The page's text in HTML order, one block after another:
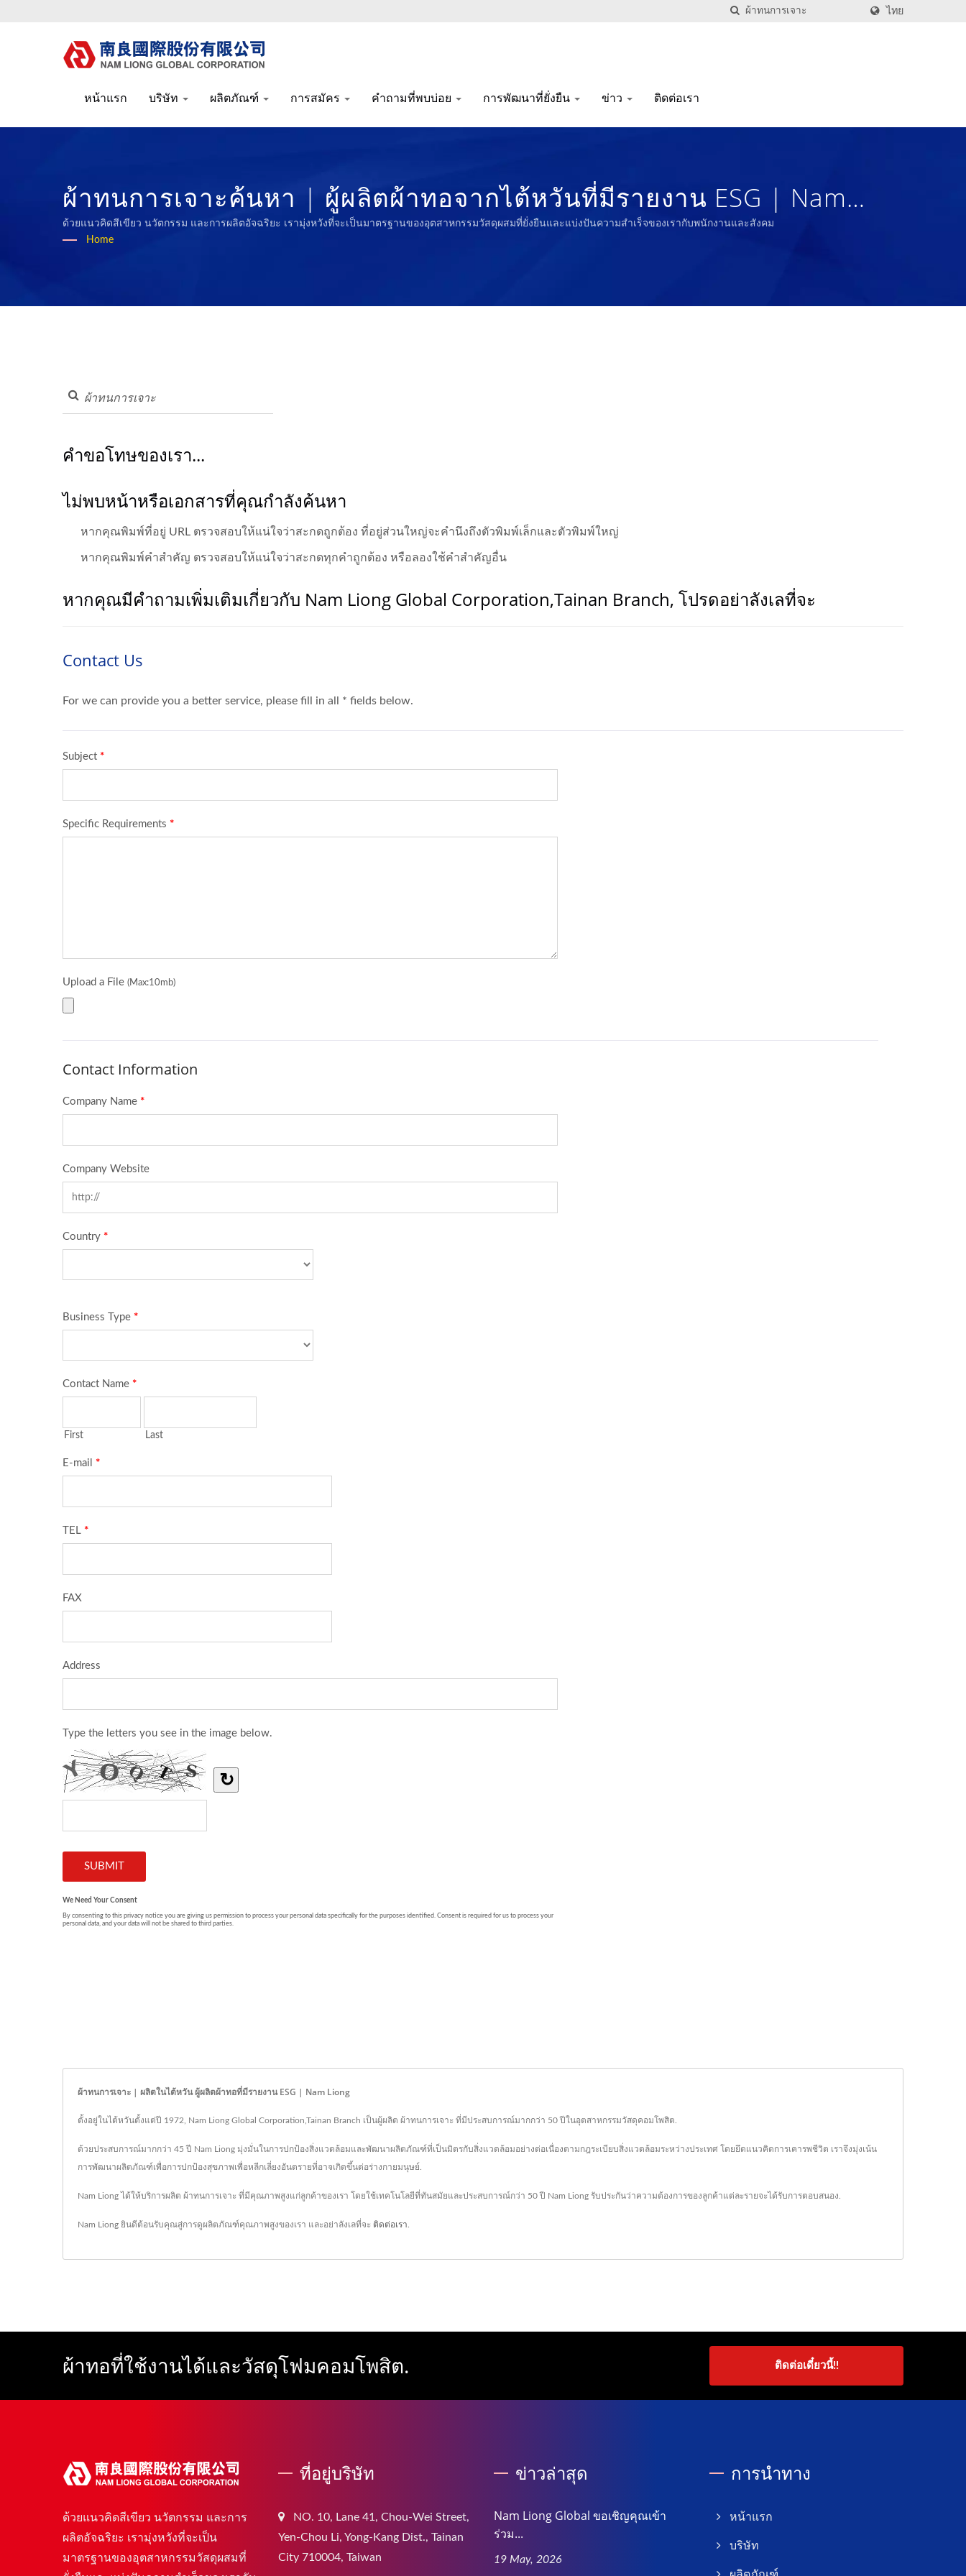
ไทย
หน้าแรก บริษัท ผลิตภัณฑ์ การสมัคร คำถามที่พบบ่อย การพัฒนาที่ยั่งยืน ข่าว ติดต่อเรา
ผ้าทนการเจาะค้นหา | ผู้ผลิตผ้าทอจากไต้หวันที่มีรายงาน ESG | Nam
Liong
ด้วยแนวคิดสีเขียว นวัตกรรม และการผลิตอัจฉริยะ เรามุ่งหวังที่จะเป็นมาตรฐานของอุตสาหกรรมวัสดุผสมที่ยั่งยืนและแบ่งปันความสำเร็จของเรากับพนักงานและสังคม
Home
คำขอโทษของเรา...
ไม่พบหน้าหรือเอกสารที่คุณกำลังค้นหา
หากคุณพิมพ์ที่อยู่ URL ตรวจสอบให้แน่ใจว่าสะกดถูกต้อง ที่อยู่ส่วนใหญ่จะคำนึงถึงตัวพิมพ์เล็กและตัวพิมพ์ใหญ่
หากคุณพิมพ์คำสำคัญ ตรวจสอบให้แน่ใจว่าสะกดทุกคำถูกต้อง หรือลองใช้คำสำคัญอื่น
หากคุณมีคำถามเพิ่มเติมเกี่ยวกับ Nam Liong Global Corporation,Tainan Branch, โปรดอย่าลังเลที่จะ
ผ้าทนการเจาะ | ผลิตในไต้หวัน ผู้ผลิตผ้าทอที่มีรายงาน ESG | Nam Liong
ตั้งอยู่ในไต้หวันตั้งแต่ปี 1972, Nam Liong Global Corporation,Tainan Branch เป็นผู้ผลิต ผ้าทนการเจาะ ที่มีประสบการณ์มากกว่า 50 ปีในอุตสาหกรรมวัสดุคอมโพสิต.
ด้วยประสบการณ์มากกว่า 45 ปี Nam Liong มุ่งมั่นในการปกป้องสิ่งแวดล้อมและพัฒนาผลิตภัณฑ์ที่เป็นมิตรกับสิ่งแวดล้อมอย่างต่อเนื่องตามกฎระเบียบสิ่งแวดล้อมระหว่างประเทศ โดยยึดแนวคิดการเคารพชีวิต เราจึงมุ่งเน้น
การพัฒนาผลิตภัณฑ์เพื่อการปกป้องสุขภาพเพื่อหลีกเลี่ยงอันตรายที่อาจเกิดขึ้นต่อร่างกายมนุษย์.
Nam Liong ได้ให้บริการผลิต ผ้าทนการเจาะ ที่มีคุณภาพสูงแก่ลูกค้าของเรา โดยใช้เทคโนโลยีที่ทันสมัยและประสบการณ์กว่า 50 ปี Nam Liong รับประกันว่าความต้องการของลูกค้าแต่ละรายจะได้รับการตอบสนอง.
Nam Liong ยินดีต้อนรับคุณสู่การดูผลิตภัณฑ์คุณภาพสูงของเรา และอย่าลังเลที่จะ ติดต่อเรา
ผ้าทอที่ใช้งานได้และวัสดุโฟมคอมโพสิต. ติดต่อเดี๋ยวนี้!!
ด้วยแนวคิดสีเขียว นวัตกรรม และการ
ผลิตอัจฉริยะ เรามุ่งหวังที่จะเป็น
มาตรฐานของอุตสาหกรรมวัสดุผสมที่
ที่อยู่บริษัท
NO. 10, Lane 41, Chou-Wei Street,
Yen-Chou Li, Yong-Kang Dist., Tainan
City 710004, Taiwan
ข่าวล่าสุด
Nam Liong Global ขอเชิญคุณเข้า
ร่วม...
19 May, 2026
การนำทาง
หน้าแรก
บริษัท